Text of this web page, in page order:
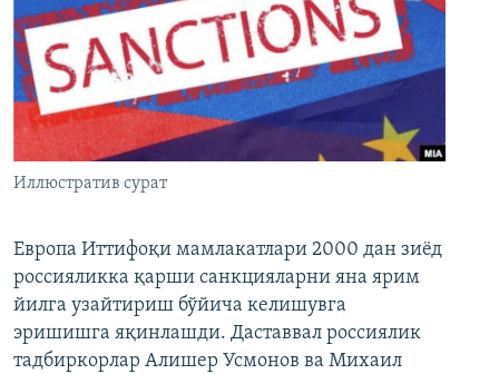
Иллюстратив сурат
Европа Иттифоқи мамлакатлари 2000 дан зиёд
россияликка қарши санкцияларни яна ярим
йилга узайтириш бўйича келишувга
эришишга яқинлашди. Даставвал россиялик
тадбиркорлар Алишер Усмонов ва Михаил